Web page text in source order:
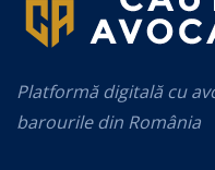
Platformă digitală cu
barourile din România